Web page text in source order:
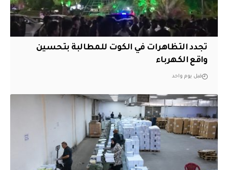
تجدد التظاهرات في الكوت للمطالبة بتحسين
واقع الكهرباء
قبل يوم واحد